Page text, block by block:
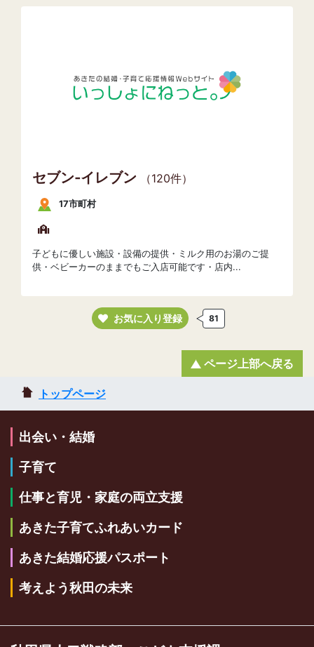
セブン‐イレブン （120件）
17市町村
子どもに優しい施設・設備の提供・ミルク用のお湯のご提
供・ベビーカーのままでもご入店可能です・店内...
お気に入り登録 81
トップページ
ページ上部へ戻る
出会い・結婚
子育て
仕事と育児・家庭の両立支援
あきた子育てふれあいカード
あきた結婚応援パスポート
考えよう秋田の未来